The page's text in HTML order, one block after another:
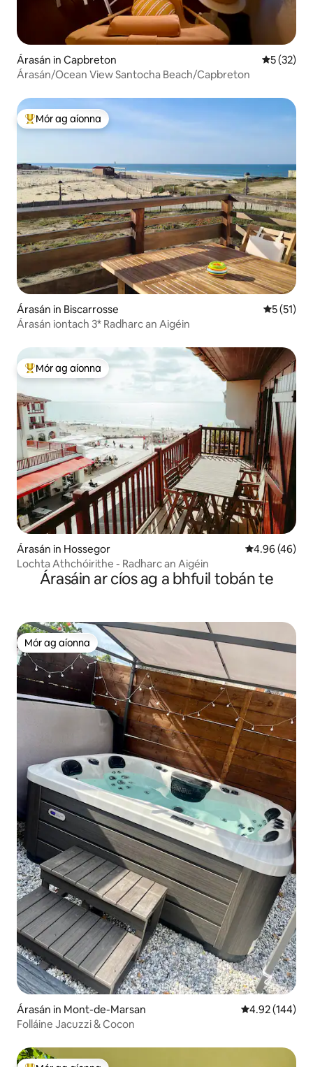
Árasán in Capbreton
5 (32)
Árasán/Ocean View Santocha Beach/Capbreton
An-mhór ag aíonna
Mór ag aíonna
Árasán in Biscarrosse
5 (51)
Árasán iontach 3* Radharc an Aigéin
An-mhór ag aíonna
Mór ag aíonna
Árasán in Hossegor Meánrátáil
4.96 (46)
Lochta Athchóirithe - Radharc an Aigéin
Árasáin ar cíos ag a bhfuil tobán te
Mór ag aíonna
Mór ag aíonna
Árasán in Mont-de-Marsan Meánrátáil
4.92 (144)
Folláine Jacuzzi & Cocon